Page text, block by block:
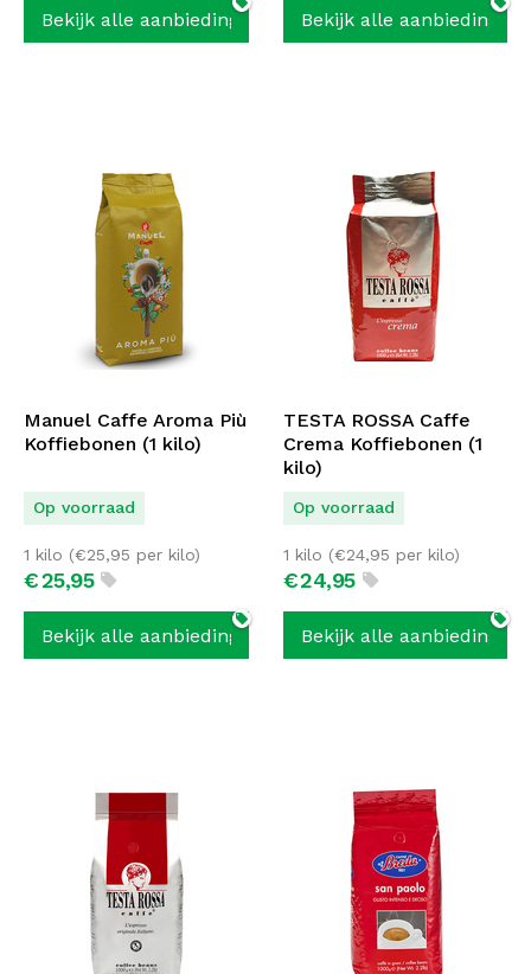
Bekijk alle aanbiedingen Bekijk alle aanbiedingen
Manuel Caffe Aroma Più
Koffiebonen (1 kilo)
Op voorraad
€25,95
1 kilo (€25,95 per kilo)
Bekijk alle aanbiedingen
TESTA ROSSA Caffe
Crema Koffiebonen (1
kilo)
Op voorraad
€24,95
1 kilo (€24,95 per kilo)
Bekijk alle aanbiedingen